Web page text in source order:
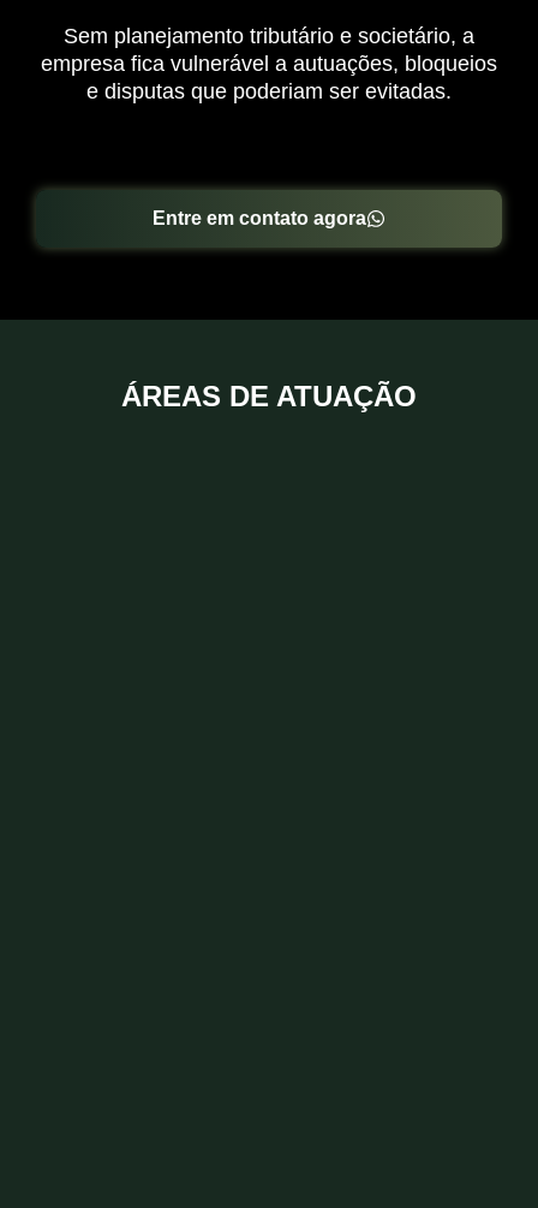
Sem planejamento tributário e societário, a
empresa fica vulnerável a autuações, bloqueios
e disputas que poderiam ser evitadas.
Entre em contato agora
ÁREAS DE ATUAÇÃO